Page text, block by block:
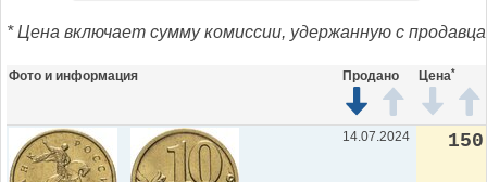
* Цена включает сумму комиссии, удержанную с продавца
Фото и информация Продано Цена*
14.07.2024 150